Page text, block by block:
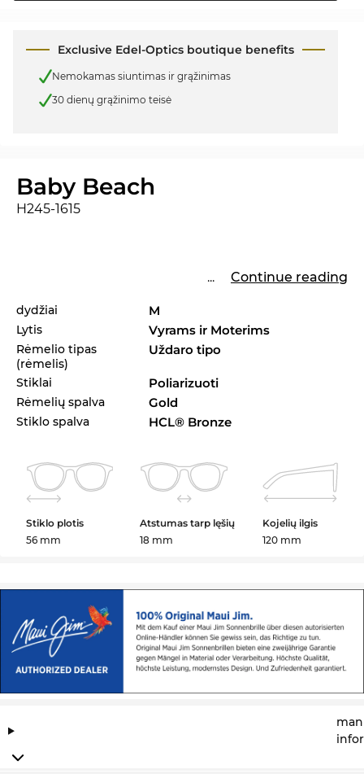
Exclusive Edel-Optics boutique benefits
Nemokamas siuntimas ir grąžinimas
30 dienų grąžinimo teisė
Baby Beach
H245-1615
... Continue reading
dydžiai M
Lytis Vyrams ir Moterims
Rėmelio tipas
(rėmelis)
Uždaro tipo
Stiklai Poliarizuoti
Rėmelių spalva Gold
Stiklo spalva HCL® Bronze
Stiklo plotis
56 mm
Atstumas tarp lęšių
18 mm
Kojelių ilgis
120 mm